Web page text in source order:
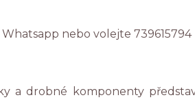
nebo volejte 739615794
a drobné komponenty